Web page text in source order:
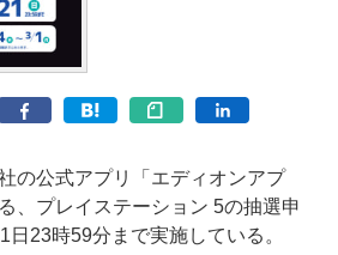
の公式アプリ「エディオンアプ
、プレイステーション 5の抽選申
23時59分まで実施している。